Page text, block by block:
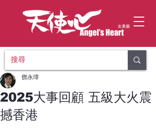
2025大事回顧 五級大火震
撼香港
鄧永璋